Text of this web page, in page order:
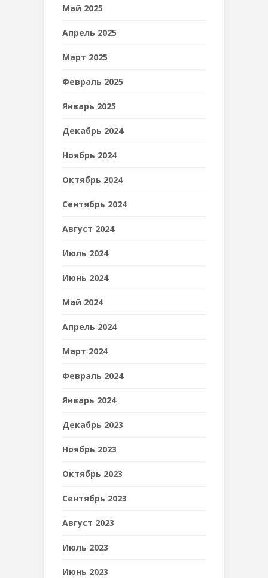
Май 2025
Апрель 2025
Март 2025
Февраль 2025
Январь 2025
Декабрь 2024
Ноябрь 2024
Октябрь 2024
Сентябрь 2024
Август 2024
Июль 2024
Июнь 2024
Май 2024
Апрель 2024
Март 2024
Февраль 2024
Январь 2024
Декабрь 2023
Ноябрь 2023
Октябрь 2023
Сентябрь 2023
Август 2023
Июль 2023
Июнь 2023